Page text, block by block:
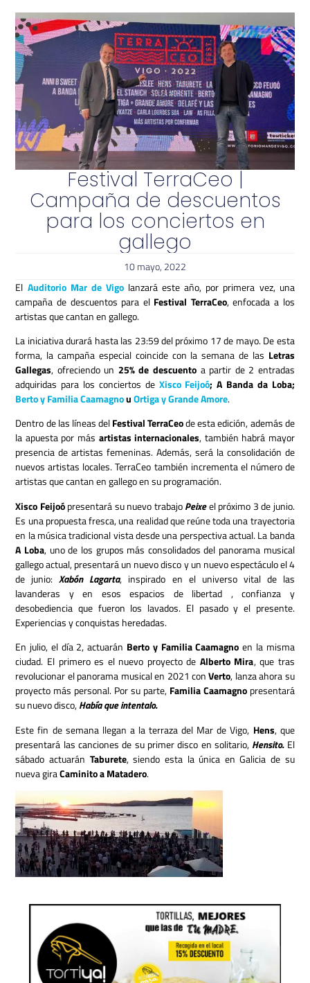
Festival TerraCeo |
Campaña de descuentos
para los conciertos en
gallego
10 mayo, 2022
El Auditorio Mar de Vigolanzará este año, por primera vez, una
campaña de descuentos para el Festival TerraCeo, enfocada a los
artistas que cantan en gallego.
La iniciativa durará hasta las 23:59 del próximo 17 de mayo. De esta
forma, la campaña especial coincide con la semana de las Letras
Gallegas, ofreciendo un 25% de descuento a partir de 2 entradas
adquiridas para los conciertos de Xisco Feijoó; A Banda da Loba;
Berto y Familia CaamagnouOrtiga y Grande Amore.
Dentro de las líneas delFestival TerraCeode esta edición, además de
la apuesta por más artistas internacionales, también habrá mayor
presencia de artistas femeninas. Además, será la consolidación de
nuevos artistas locales. TerraCeo también incrementa el número de
artistas que cantan en gallego en su programación.
Xisco Feijoópresentará su nuevo trabajoPeixeel próximo 3 de junio.
Es una propuesta fresca, una realidad que reúne toda una trayectoria
en la música tradicional vista desde una perspectiva actual. La banda
A Loba, uno de los grupos más consolidados del panorama musical
gallego actual, presentará un nuevo disco y un nuevo espectáculo el 4
de junio:Xabón Lagarta, inspirado en el universo vital de las
lavanderas y en esos espacios de libertad , confianza y
desobediencia que fueron los lavados. El pasado y el presente.
Experiencias y conquistas heredadas.
En julio, el día 2, actuarán Berto y Familia Caamagno en la misma
ciudad. El primero es el nuevo proyecto de Alberto Mira, que tras
revolucionar el panorama musical en 2021 conVerto, lanza ahora su
proyecto más personal. Por su parte, Familia Caamagnopresentará
su nuevo disco,Había que intentalo.
Este fin de semana llegan a la terraza del Mar de Vigo, Hens, que
presentará las canciones de su primer disco en solitario, Hensito. El
sábado actuarán Taburete, siendo esta la única en Galicia de su
nueva giraCaminito a Matadero.